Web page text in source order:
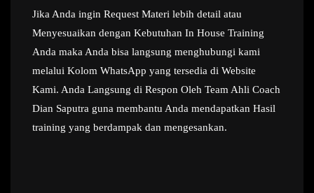
Jika Anda ingin Request Materi lebih detail atau
Menyesuaikan dengan Kebutuhan In House Training
Anda maka Anda bisa langsung menghubungi kami
melalui Kolom WhatsApp yang tersedia di Website
Kami. Anda Langsung di Respon Oleh Team Ahli Coach
Dian Saputra guna membantu Anda mendapatkan Hasil
training yang berdampak dan mengesankan.